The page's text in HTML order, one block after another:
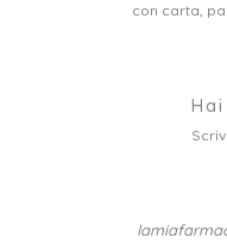
con carta,